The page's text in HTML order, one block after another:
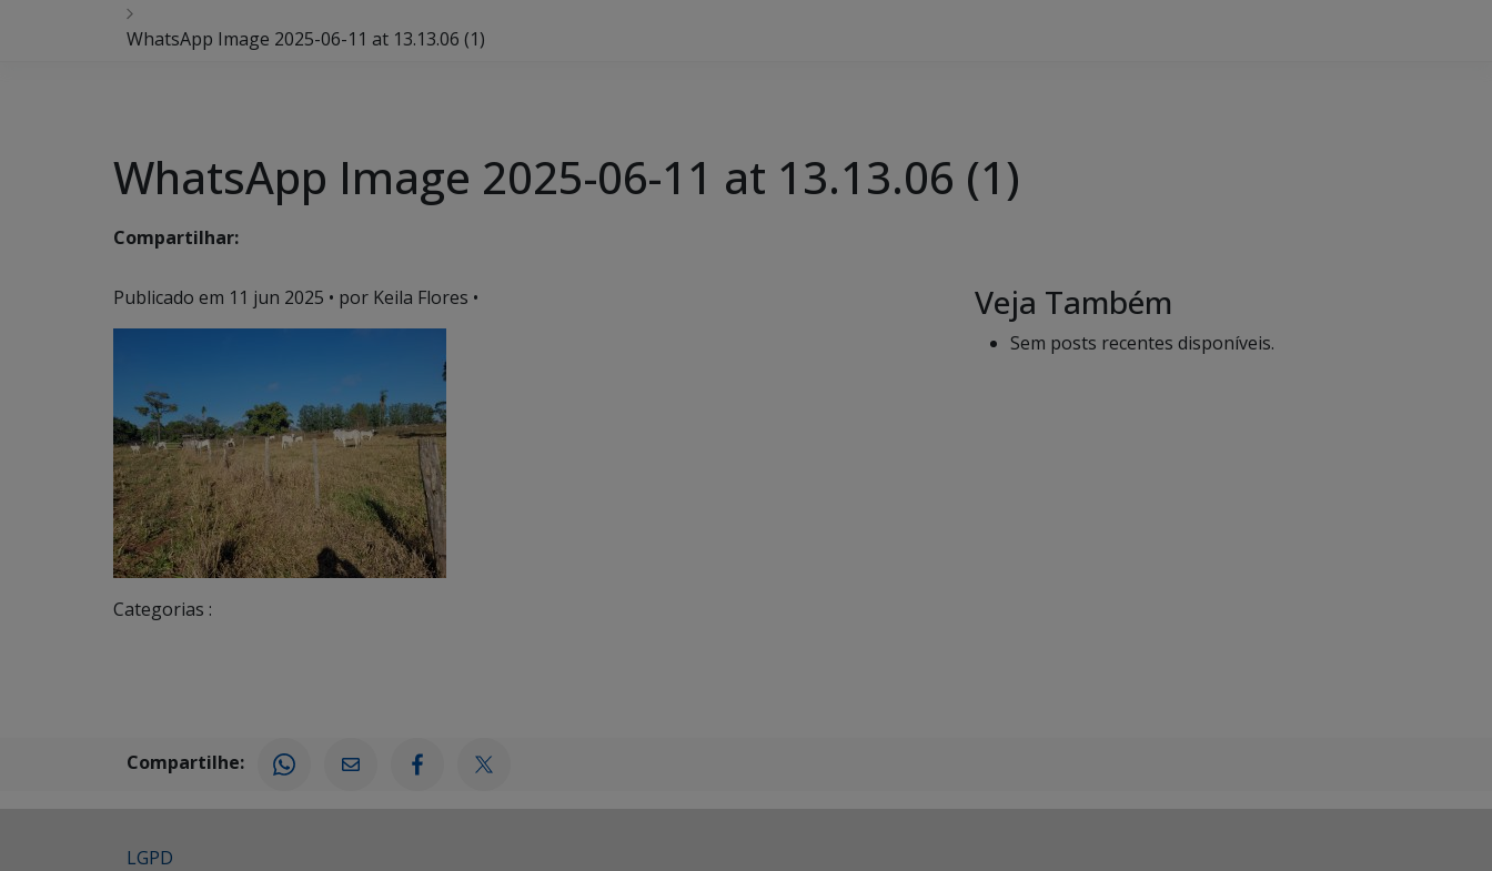
WhatsApp Image 2025-06-11 at 13.13.06 (1)
WhatsApp Image 2025-06-11 at 13.13.06 (1)
Compartilhar:
Publicado em 11 jun 2025 • por Keila Flores •
Categorias :
Veja Também
Sem posts recentes disponíveis.
Compartilhe:
LGPD